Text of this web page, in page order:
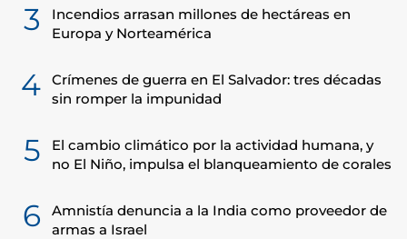
3
Incendios arrasan millones de hectáreas en
Europa y Norteamérica
4
Crímenes de guerra en El Salvador: tres décadas
sin romper la impunidad
5
El cambio climático por la actividad humana, y
no El Niño, impulsa el blanqueamiento de corales
6
Amnistía denuncia a la India como proveedor de
armas a Israel